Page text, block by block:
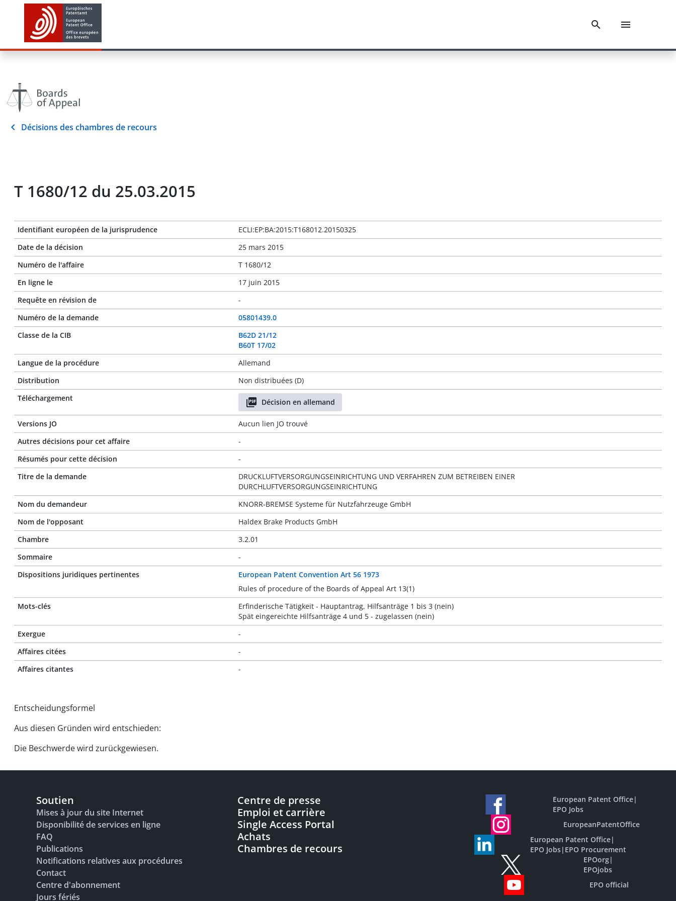
Décisions des chambres de recours
T 1680/12 du 25.03.2015
Identifiant européen de la jurisprudence
ECLI:EP:BA:2015:T168012.20150325
Date de la décision
25 mars 2015
Numéro de l'affaire
T 1680/12
En ligne le
17 juin 2015
Requête en révision de
-
Numéro de la demande
05801439.0
Classe de la CIB
B62D 21/12
B60T 17/02
Langue de la procédure
Allemand
Distribution
Non distribuées (D)
Téléchargement
Décision en allemand
Versions JO
Aucun lien JO trouvé
Autres décisions pour cet affaire
-
Résumés pour cette décision
-
Titre de la demande
DRUCKLUFTVERSORGUNGSEINRICHTUNG UND VERFAHREN ZUM BETREIBEN EINER
DURCHLUFTVERSORGUNGSEINRICHTUNG
Nom du demandeur
KNORR-BREMSE Systeme für Nutzfahrzeuge GmbH
Nom de l'opposant
Haldex Brake Products GmbH
Chambre
3.2.01
Sommaire
-
Dispositions juridiques pertinentes
European Patent Convention Art 56 1973
Rules of procedure of the Boards of Appeal Art 13(1)
Mots-clés
Erfinderische Tätigkeit - Hauptantrag, Hilfsanträge 1 bis 3 (nein)
Spät eingereichte Hilfsanträge 4 und 5 - zugelassen (nein)
Exergue
-
Affaires citées
-
Affaires citantes
-
Entscheidungsformel
Aus diesen Gründen wird entschieden:
Die Beschwerde wird zurückgewiesen.
Soutien
Mises à jour du site Internet
Disponibilité de services en ligne
FAQ
Publications
Notifications relatives aux procédures
Contact
Centre d'abonnement
Jours fériés
Centre de presse
Emploi et carrière
Single Access Portal
Achats
Chambres de recours
European Patent Office|
EPO Jobs
EuropeanPatentOffice
European Patent Office|
EPO Jobs| EPO Procurement
EPOorg|
EPOjobs
EPO official